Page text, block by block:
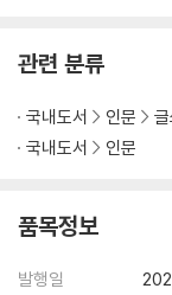
관련 분류
국내도서 인문 글
국내도서
인문
품목정보
발행일